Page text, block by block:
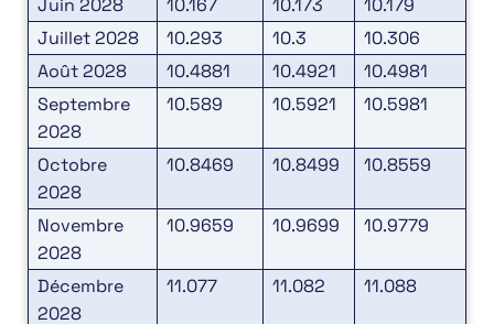
Juin 2028
10.167 10.173
10.179
Juillet 2028
10.293 10.3
10.306
Août 2028
10.4881 10.4921
10.4981
Septembre
2028
10.589 10.5921 10.5981
Octobre
2028
10.8469 10.8499 10.8559
Novembre
2028
10.9659 10.9699 10.9779
Décembre
2028
11.077 11.082 11.088